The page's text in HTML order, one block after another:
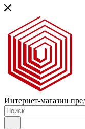
Интернет-магазин